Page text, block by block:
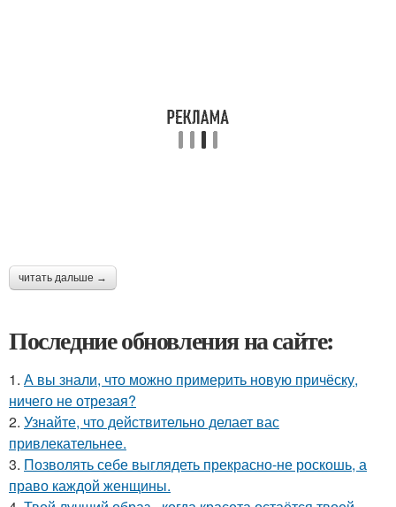
читать дальше →
Последние обновления на сайте:
1. А вы знали, что можно примерить новую причёску,
ничего не отрезая?
2. Узнайте, что действительно делает вас
привлекательнее.
3. Позволять себе выглядеть прекрасно-не роскошь, а
право каждой женщины.